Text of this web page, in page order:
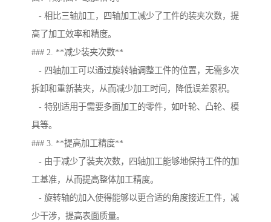
- 相比三轴加工，四轴加工减少了工件的装夹次数，提
高了加工效率和精度。
### 2. **减少装夹次数**
- 四轴加工可以通过旋转轴调整工件的位置，无需多次
拆卸和重新装夹，从而减少加工时间，降低误差累积。
- 特别适用于需要多面加工的零件，如叶轮、凸轮、模
具等。
### 3. **提高加工精度**
- 由于减少了装夹次数，四轴加工能够地保持工件的加
工基准，从而提高整体加工精度。
- 旋转轴的加入使得能够以更合适的角度接近工件，减
少干涉，提高表面质量。